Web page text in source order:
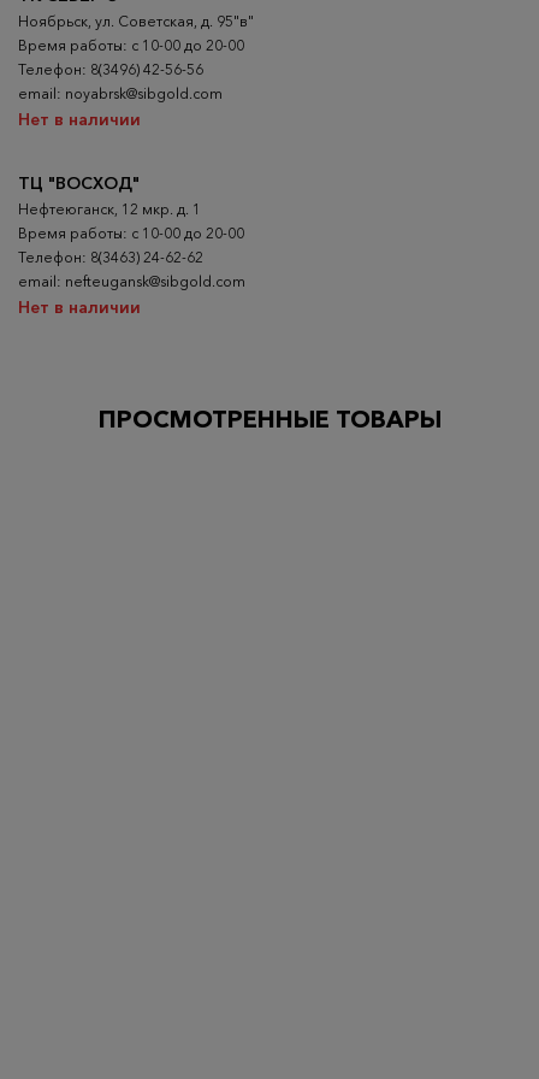
Ноябрьск, ул. Советская, д. 95"в"
Время работы: с 10-00 до 20-00
Телефон: 8(3496) 42-56-56
email: noyabrsk@sibgold.com
Нет в наличии
ТЦ "ВОСХОД"
Нефтеюганск, 12 мкр. д. 1
Время работы: с 10-00 до 20-00
Телефон: 8(3463) 24-62-62
email: nefteugansk@sibgold.com
Нет в наличии
ПРОСМОТРЕННЫЕ ТОВАРЫ